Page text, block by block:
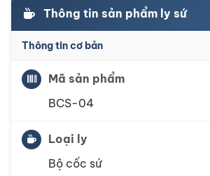
Thông tin sản phẩm ly sứ
Thông tin cơ bản
Mã sản phẩm
BCS-04
Loại ly
Bộ cốc sứ